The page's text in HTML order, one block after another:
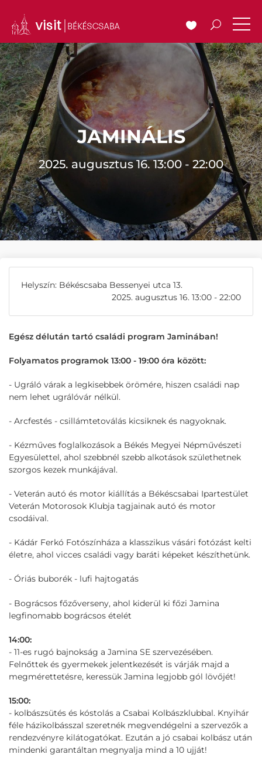
JAMINÁLIS
2025. augusztus 16. 13:00 - 22:00
Helyszín: Békéscsaba Bessenyei utca 13.
2025. augusztus 16. 13:00 - 22:00
Egész délután tartó családi program Jaminában!
Folyamatos programok 13:00 - 19:00 óra között:
- Ugráló várak a legkisebbek örömére, hiszen családi nap
nem lehet ugrálóvár nélkül.
- Arcfestés - csillámtetoválás kicsiknek és nagyoknak.
- Kézműves foglalkozások a Békés Megyei Népművészeti
Egyesülettel, ahol szebbnél szebb alkotások születhetnek
szorgos kezek munkájával.
- Veterán autó és motor kiállítás a Békéscsabai Ipartestület
Veterán Motorosok Klubja tagjainak autó és motor
csodáival.
- Kádár Ferkó Fotószínháza a klasszikus vásári fotózást kelti
életre, ahol vicces családi vagy baráti képeket készíthetünk.
- Óriás buborék - lufi hajtogatás
- Bográcsos főzőverseny, ahol kiderül ki főzi Jamina
legfinomabb bográcsos ételét
14:00:
- 11-es rugó bajnokság a Jamina SE szervezésében.
Felnőttek és gyermekek jelentkezését is várják majd a
megmérettetésre, keressük Jamina legjobb gól lövőjét!
15:00:
- kolbászsütés és kóstolás a Csabai Kolbászklubbal. Knyihár
féle házikolbásszal szeretnék megvendégelni a szervezők a
rendezvényre kilátogatókat. Ezután a jó csabai kolbász után
mindenki garantáltan megnyalja mind a 10 ujját!